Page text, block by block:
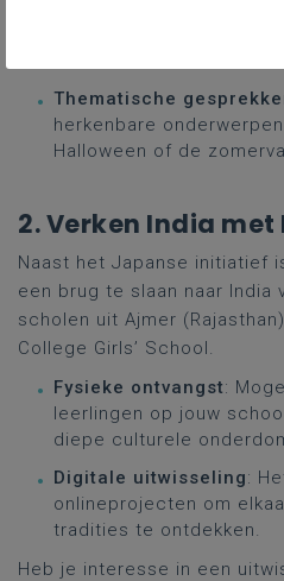
Thematische
herkenbare
Halloween of de
2. Verken India
Naast het Japanse initiatief
een brug te slaan naar India
scholen uit Ajmer
College Girls’ School.
Fysieke ontvangst:
leerlingen op jouw
diepe culturele
Digitale uitwisseling:
onlineprojecten om
tradities te ontdekken.
Heb je interesse in een